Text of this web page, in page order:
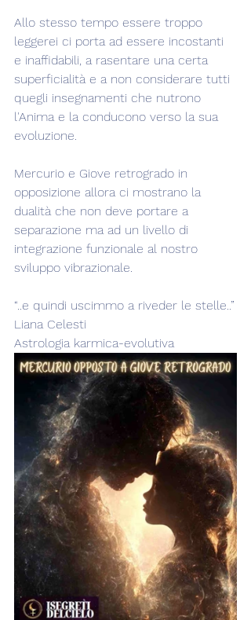
Allo stesso tempo essere troppo
leggerei ci porta ad essere incostanti
e inaffidabili, a rasentare una certa
superficialità e a non considerare tutti
quegli insegnamenti che nutrono
l'Anima e la conducono verso la sua
evoluzione.
Mercurio e Giove retrogrado in
opposizione allora ci mostrano la
dualità che non deve portare a
separazione ma ad un livello di
integrazione funzionale al nostro
sviluppo vibrazionale.
“..e quindi uscimmo a riveder le stelle..”
Liana Celesti
Astrologia karmica-evolutiva